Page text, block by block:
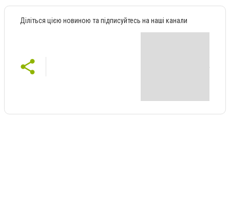
Діліться цією новиною та підписуйтесь на наші канали